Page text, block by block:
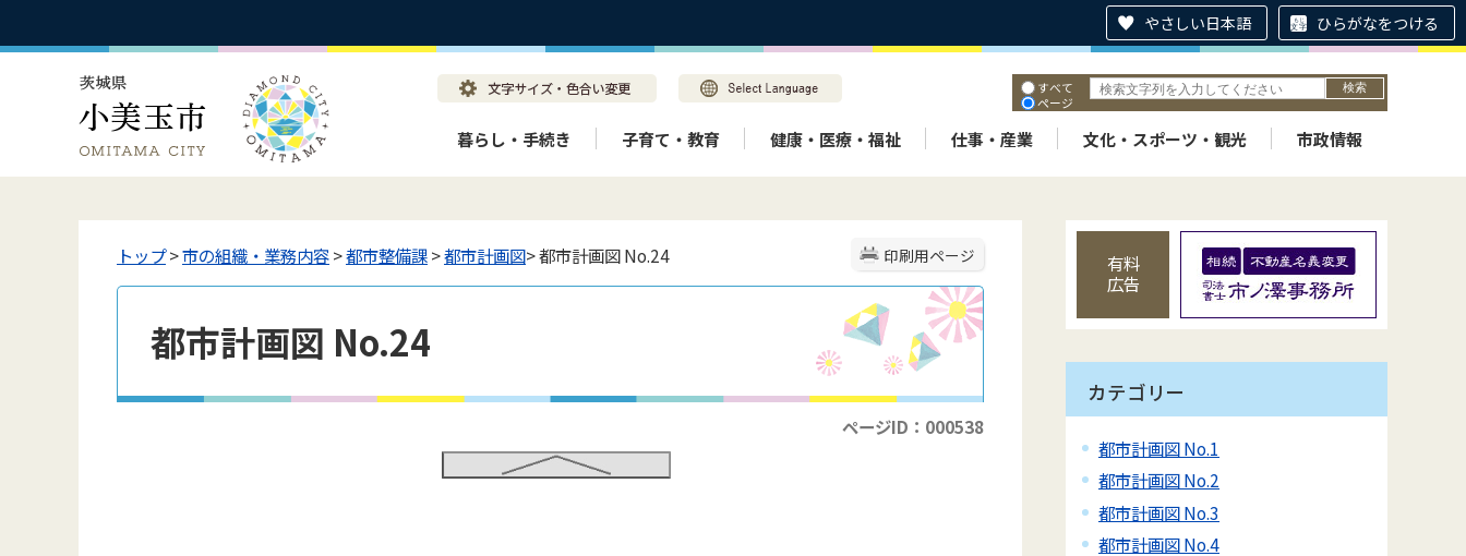
やさしい日本語 ひらがなをつける
すべて
ページ
暮らし・手続き 子育て・教育 健康・医療・福祉 仕事・産業 文化・スポーツ・観光 市政情報
印刷用ページ
トップ>市の組織・業務内容>都市整備課>都市計画図> 都市計画図 No.24
都市計画図 No.24
ページID：000538
有料
広告
カテゴリー
都市計画図 No.1
都市計画図 No.2
都市計画図 No.3
都市計画図 No.4